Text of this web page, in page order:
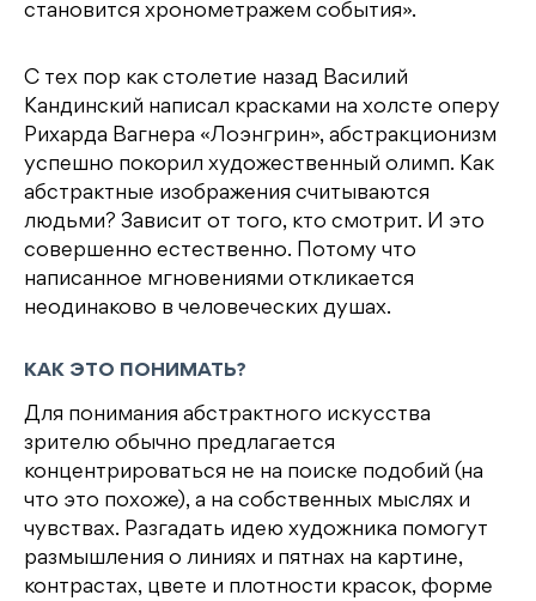
становится хронометражем события».
С тех пор как столетие назад Василий
Кандинский написал красками на холсте оперу
Рихарда Вагнера «Лоэнгрин», абстракционизм
успешно покорил художественный олимп. Как
абстрактные изображения считываются
людьми? Зависит от того, кто смотрит. И это
совершенно естественно. Потому что
написанное мгновениями откликается
неодинаково в человеческих душах.
КАК ЭТО ПОНИМАТЬ?
Для понимания абстрактного искусства
зрителю обычно предлагается
концентрироваться не на поиске подобий (на
что это похоже), а на собственных мыслях и
чувствах. Разгадать идею художника помогут
размышления о линиях и пятнах на картине,
контрастах, цвете и плотности красок, форме